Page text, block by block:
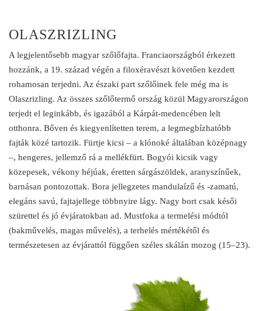
OLASZRIZLING
A legjelentősebb magyar szőlőfajta. Franciaországból érkezett
hozzánk, a 19. század végén a filoxéravészt követően kezdett
rohamosan terjedni. Az északi part szőlőinek fele még ma is
Olaszrizling. Az összes szőlőtermő ország közül Magyarországon
terjedt el leginkább, és igazából a Kárpát-medencében lelt
otthonra. Bőven és kiegyenlítetten terem, a legmegbízhatóbb
fajták közé tartozik. Fürtje kicsi – a klónoké általában középnagy
–, hengeres, jellemző rá a mellékfürt. Bogyói kicsik vagy
közepesek, vékony héjúak, éretten sárgászöldek, aranyszínűek,
barnásan pontozottak. Bora jellegzetes mandulaízű és -zamatú,
elegáns savú, fajtajellege többnyire lágy. Nagy bort csak késői
szürettel és jó évjáratokban ad. Mustfoka a termelési módtól
(bakművelés, magas művelés), a terhelés mértékétől és
természetesen az évjárattól függően széles skálán mozog (15–23).